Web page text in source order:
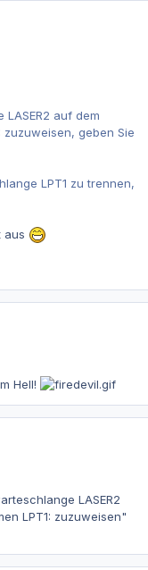
auf dem
zuzuweisen, geben Sie
LPT1 zu trennen,
aus
Hell!
LASER2
LPT1: zuzuweisen"